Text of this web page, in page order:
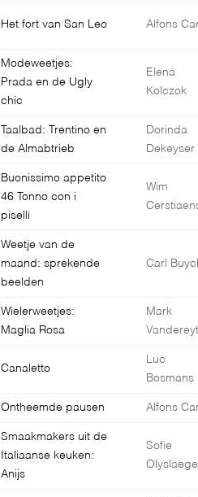
Het fort van San Leo Alfons
Modeweetjes:
Prada en de Ugly
chic
Elena
Kolczok
Taalbad: Trentino en
de Almabtrieb
Dorinda
Dekeyser
Buonissimo appetito
46 Tonno con i
piselli
Wim
Weetje van de
maand: sprekende
beelden
Carl
Wielerweetjes:
Maglia Rosa
Mark
Vandereyt
Canaletto
Luc
Bosmans
Ontheemde pausen Alfons
Smaakmakers uit de
Italiaanse keuken:
Anijs
Sofie